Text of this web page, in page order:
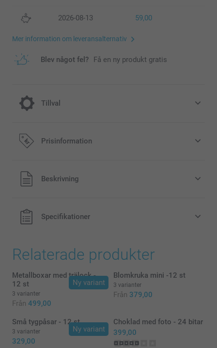
2026-08-13 59,00
Mer information om leveransalternativ
Blev något fel? Få en ny produkt gratis
Tillval
Vill du njuta av din diffuser med doftpinnar
ännu längre?
659,00/styck
Prisinformation
Alla priser är i svenska kronor (SEK), inklusive moms och
exklusive porto.
Beskrivning
Specifikationer
Relaterade produkter
Ny variant
Metallboxar med trälock -
12 st
3 varianter
Från 499,00
Blomkruka mini -12 st
3 varianter
Från 379,00
Ny variant
Små tygpåsar - 12 st
3 varianter
329,00
Choklad med foto - 24 bitar
399,00